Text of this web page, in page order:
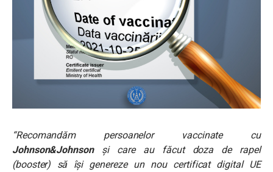
“Recomandăm persoanelor vaccinate cu
Johnson&Johnsonși care au făcut doza de rapel
(booster) să își genereze un nou certificat digital UE